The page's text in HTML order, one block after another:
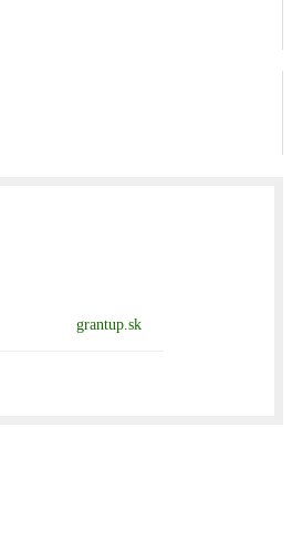
grantup.sk